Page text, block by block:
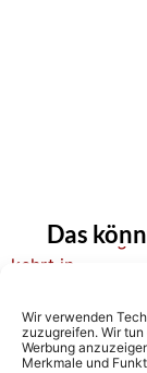
Wir verwenden
zuzugreifen. Wir
Werbung
Merkmale und
Das